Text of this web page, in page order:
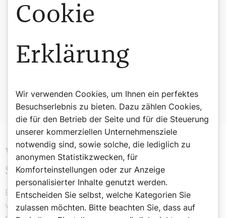
Des Gotteskindes Frieden
kehre ein in euer Haus!
Gesundheit mög’s euch geben
recht viel für’s ganze Leben,
– in Gloria Die Patris –
im Himmel oben. Amen!
Wir Sternsinger waren „Freuden- und
Segenbringer“
Es war schon ein stimmungsvolles Bild, wenn in diesen
winterlich dämmernden Tagen zu Dreikönig die kleine
Cookie
Erklärung
Wir verwenden Cookies, um Ihnen ein perfektes
Besuchserlebnis zu bieten. Dazu zählen Cookies,
die für den Betrieb der Seite und für die Steuerung
unserer kommerziellen Unternehmensziele
notwendig sind, sowie solche, die lediglich zu
anonymen Statistikzwecken, für
Komforteinstellungen oder zur Anzeige
personalisierter Inhalte genutzt werden.
Entscheiden Sie selbst, welche Kategorien Sie
zulassen möchten. Bitte beachten Sie, dass auf